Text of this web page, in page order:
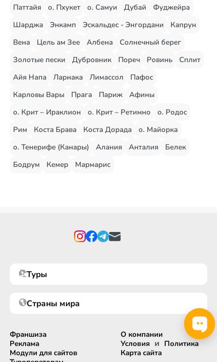
Паттайя
о. Пхукет о. Самуи Дубай
Фуджейра
Шарджа
Энкамп Эскальдес - Энгордани
Капрун
Вена
Цель ам Зее Албена
Солнечный берег
Золотые пески
Дубровник Пореч Ровинь
Сплит
Айя Напа
Ларнака Лимассол
Пафос
Карловы Вары
Прага Париж
Афины
о. Крит – Ираклион
о. Крит – Ретимно
о. Родос
Рим
Коста Брава Коста Дорада
о. Майорка
о. Тенерифе (Канары)
Алания Анталия
Белек
Бодрум
Кемер Мармарис
Туры
Страны мира
Франшиза
Реклама
Модули для сайтов
О компании
Условия и Политика
Карта сайта